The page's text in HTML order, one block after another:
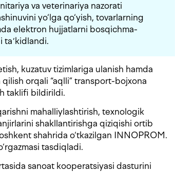
va veterinariya nazorati
yo‘lga qo‘yish, tovarlarning
elektron hujjatlarni bosqichma-
taʼkidlandi.
kuzatuv tizimlariga ulanish hamda
orqali “aqlli” transport-bojxona
taklifi bildirildi.
mahalliylashtirish, texnologik
shakllantirishga qiziqishi ortib
shahrida o‘tkazilgan INNOPROM.
tasdiqladi.
sanoat kooperatsiyasi dasturini